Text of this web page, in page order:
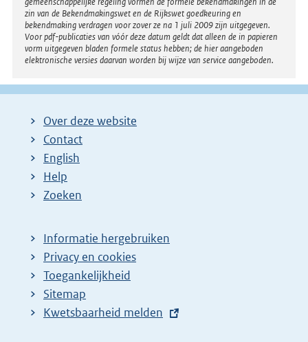
zin van de Bekendmakingswet en de Rijkswet goedkeuring en
bekendmaking verdragen voor zover ze na 1 juli 2009 zijn uitgegeven.
Voor pdf-publicaties van vóór deze datum geldt dat alleen de in papieren
vorm uitgegeven bladen formele status hebben; de hier aangeboden
elektronische versies daarvan worden bij wijze van service aangeboden.
Over deze website
Contact
English
Help
Zoeken
Informatie hergebruiken
Privacy en cookies
Toegankelijkheid
Sitemap
E
Kwetsbaarheid melden